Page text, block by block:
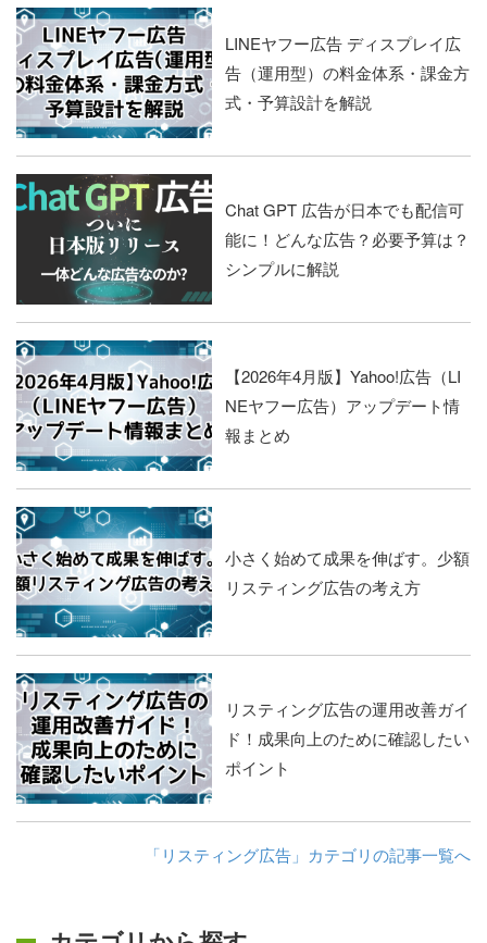
LINEヤフー広告 ディスプレイ広
告（運用型）の料金体系・課金方
式・予算設計を解説
Chat GPT 広告が日本でも配信可
能に！どんな広告？必要予算は？
シンプルに解説
【2026年4月版】Yahoo!広告（LI
NEヤフー広告）アップデート情
報まとめ
小さく始めて成果を伸ばす。少額
リスティング広告の考え方
リスティング広告の運用改善ガイ
ド！成果向上のために確認したい
ポイント
「リスティング広告」カテゴリの記事一覧へ